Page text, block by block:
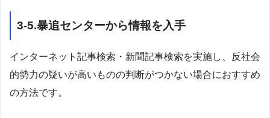
3-5.暴追センターから情報を入手
インターネット記事検索・新聞記事検索を実施し、反社会
的勢力の疑いが高いものの判断がつかない場合におすすめ
の方法です。